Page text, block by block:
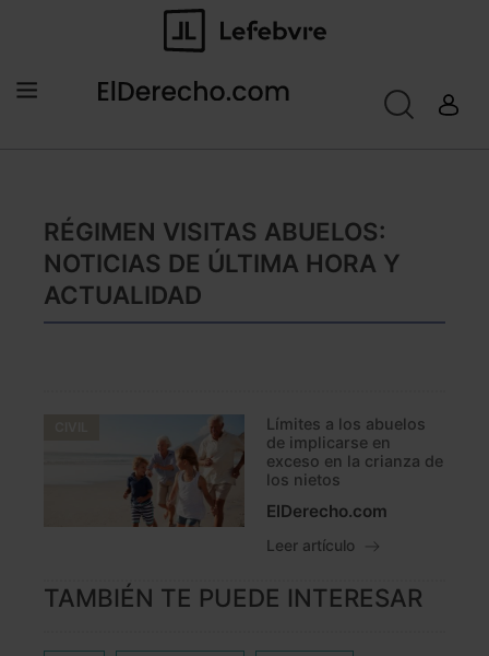
RÉGIMEN VISITAS ABUELOS:
NOTICIAS DE ÚLTIMA HORA Y
ACTUALIDAD
Límites a los abuelos
de implicarse en
exceso en la crianza de
los nietos
ElDerecho.com
Leer artículo
TAMBIÉN TE PUEDE INTERESAR